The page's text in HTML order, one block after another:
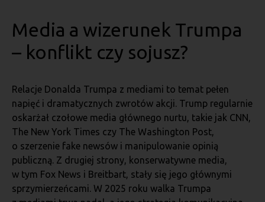
Media a wizerunek Trumpa
– konflikt czy sojusz?
Relacje Donalda Trumpa z mediami to temat pełen
napięć i dramatycznych zwrotów akcji. Trump regularnie
oskarżał czołowe media głównego nurtu, takie jak CNN,
The New York Times czy The Washington Post,
o szerzenie fake newsów i manipulowanie opinią
publiczną. Z drugiej strony, konserwatywne media,
w tym Fox News i Breitbart, stały się jego głównymi
sprzymierzeńcami. W 2025 roku walka Trumpa